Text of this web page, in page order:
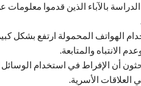
بالآباء الذين قدموا
الانتباه والمتابعة.
أن الإفراط في استخدام
الأسرية.